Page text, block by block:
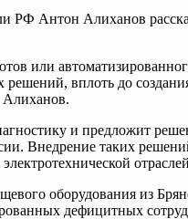
Антон Алиханов
или
вплоть до
и предложит
Внедрение таких
оборудования из
дефицитных